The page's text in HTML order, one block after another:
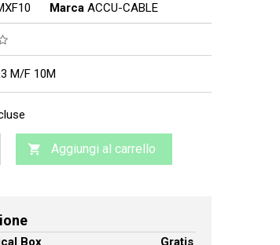
Marca ACCU-CABLE
M/F 10M
 Aggiungi al carrello
Box
Gratis